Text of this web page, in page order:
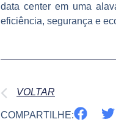
data center em uma
eficiência, segurança e
VOLTAR
COMPARTILHE: